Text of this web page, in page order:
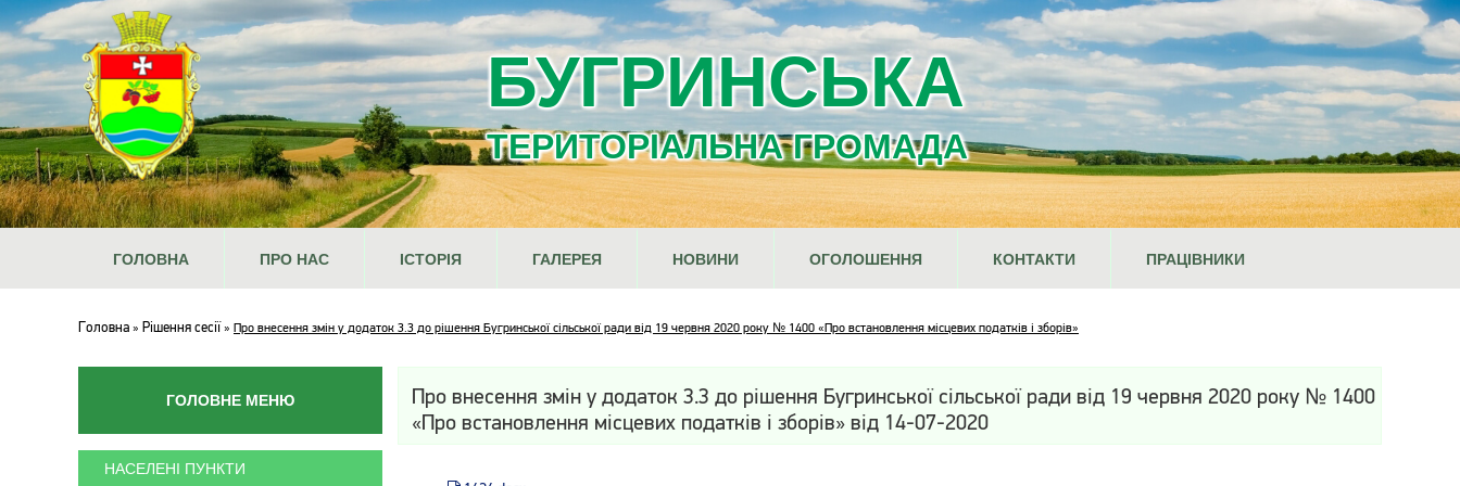
БУГРИНСЬКА
ТЕРИТОРІАЛЬНА ГРОМАДА
ГОЛОВНА ПРО НАС ІСТОРІЯ ГАЛЕРЕЯ НОВИНИ ОГОЛОШЕННЯ КОНТАКТИ ПРАЦІВНИКИ
Головна » Рішення сесії» Про внесення змін у додаток 3.3 до рішення Бугринської сільської ради від 19 червня 2020 року № 1400 «Про встановлення місцевих податків і зборів»
ГОЛОВНЕ МЕНЮ
НАСЕЛЕНІ ПУНКТИ
Про внесення змін у додаток 3.3 до рішення Бугринської сільської ради від 19 червня 2020 року № 1400
«Про встановлення місцевих податків і зборів» від 14-07-2020